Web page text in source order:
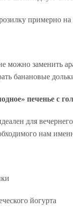
примерно на
заменить
банановые
печенье с
для
нам
йогурта